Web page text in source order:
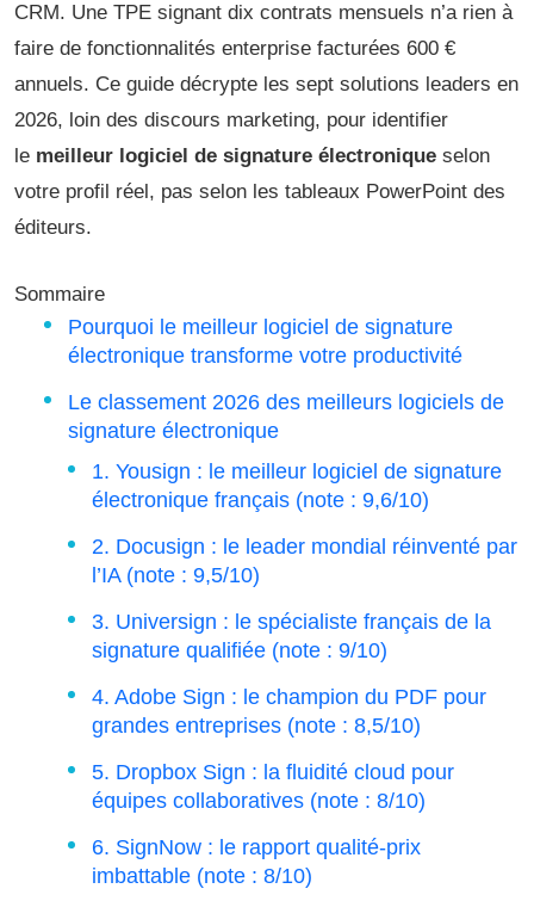
CRM. Une TPE signant dix contrats mensuels n’a rien à
faire de fonctionnalités enterprise facturées 600 €
annuels. Ce guide décrypte les sept solutions leaders en
2026, loin des discours marketing, pour identifier
le meilleur logiciel de signature électronique selon
votre profil réel, pas selon les tableaux PowerPoint des
éditeurs.
Sommaire
Pourquoi le meilleur logiciel de signature
électronique transforme votre productivité
Le classement 2026 des meilleurs logiciels de
signature électronique
1. Yousign : le meilleur logiciel de signature
électronique français (note : 9,6/10)
2. Docusign : le leader mondial réinventé par
l’IA (note : 9,5/10)
3. Universign : le spécialiste français de la
signature qualifiée (note : 9/10)
4. Adobe Sign : le champion du PDF pour
grandes entreprises (note : 8,5/10)
5. Dropbox Sign : la fluidité cloud pour
équipes collaboratives (note : 8/10)
6. SignNow : le rapport qualité-prix
imbattable (note : 8/10)